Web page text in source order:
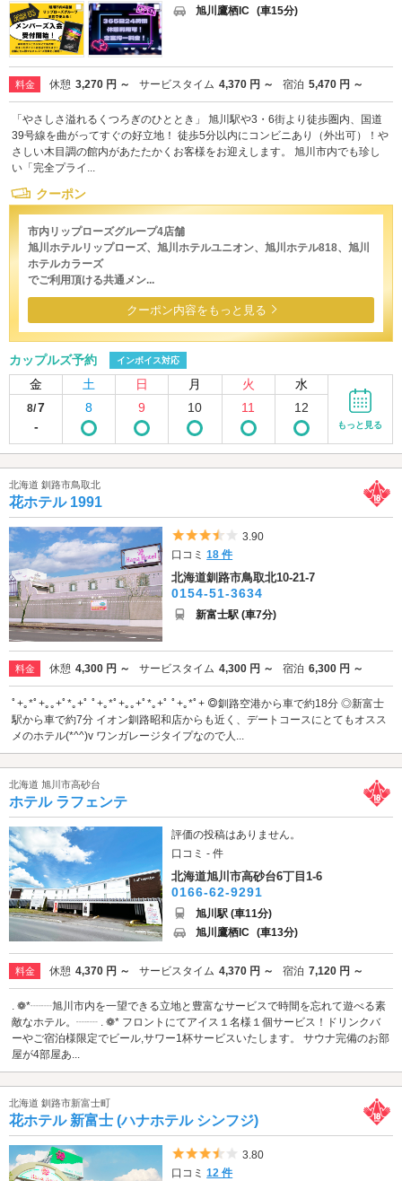
旭川鷹栖IC (車15分)
料金 休憩 3,270 円 ～ サービスタイム 4,370 円 ～ 宿泊 5,470 円 ～
「やさしさ溢れるくつろぎのひととき」 旭川駅や3・6街より徒歩圏内、国道
39号線を曲がってすぐの好立地！ 徒歩5分以内にコンビニあり（外出可）！や
さしい木目調の館内があたたかくお客様をお迎えします。 旭川市内でも珍し
い「完全プライ...
クーポン
市内リップローズグループ4店舗
旭川ホテルリップローズ、旭川ホテルユニオン、旭川ホテル818、旭川
ホテルカラーズ
でご利用頂ける共通メン...
クーポン内容をもっと見る
カップルズ予約 インボイス対応
金 土 日 月 火 水
8/7
-
8 9 10 11 12
もっと見る
北海道 釧路市鳥取北
花ホテル 1991
5つ星のうち3.5
3.90
口コミ18 件
北海道釧路市鳥取北10-21-7
0154-51-3634
新富士駅 (車7分)
料金 休憩 4,300 円 ～ サービスタイム 4,300 円 ～ 宿泊 6,300 円 ～
ﾟ+｡*ﾟ+｡｡+ﾟ*｡+ﾟ ﾟ+｡*ﾟ+｡｡+ﾟ*｡+ﾟ ﾟ+｡*ﾟ+ ◎釧路空港から車で約18分 ◎新富士
駅から車で約7分 イオン釧路昭和店からも近く、デートコースにとてもオスス
メのホテル(*^^)v ワンガレージタイプなので人...
北海道 旭川市高砂台
ホテル ラフェンテ
評価の投稿はありません。
口コミ - 件
北海道旭川市高砂台6丁目1-6
0166-62-9291
旭川駅 (車11分)
旭川鷹栖IC (車13分)
料金 休憩 4,370 円 ～ サービスタイム 4,370 円 ～ 宿泊 7,120 円 ～
. ❁*┈┈旭川市内を一望できる立地と豊富なサービスで時間を忘れて遊べる素
敵なホテル。┈┈ . ❁* フロントにてアイス１名様１個サービス！ドリンクバ
ーやご宿泊様限定でビール,サワー1杯サービスいたします。 サウナ完備のお部
屋が4部屋あ...
北海道 釧路市新富士町
花ホテル 新富士 (ハナホテル シンフジ)
5つ星のうち3.5
3.80
口コミ12 件